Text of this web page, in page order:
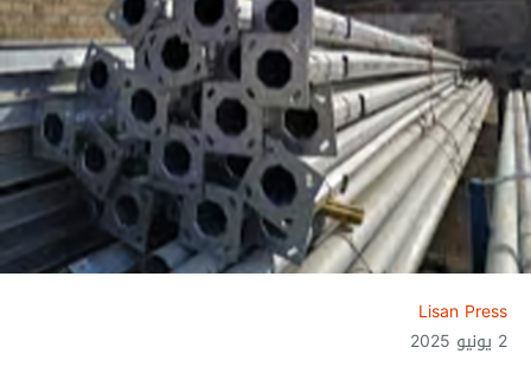
Lisan Press
2 يونيو 2025